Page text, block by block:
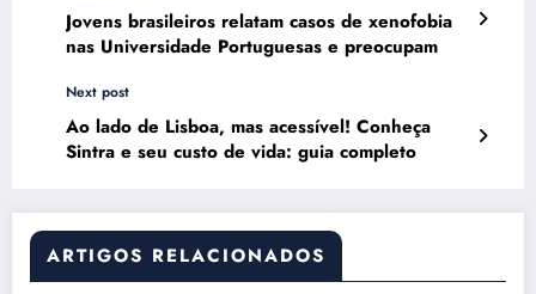
Jovens brasileiros relatam casos de xenofobia
nas Universidade Portuguesas e preocupam
Next post
Ao lado de Lisboa, mas acessível! Conheça
Sintra e seu custo de vida: guia completo
ARTIGOS RELACIONADOS